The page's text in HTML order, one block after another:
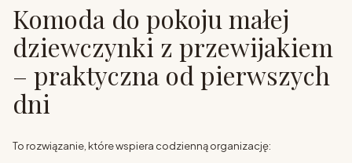
Komoda do pokoju małej
dziewczynki z przewijakiem
– praktyczna od pierwszych
dni
To rozwiązanie, które wspiera codzienną organizację: